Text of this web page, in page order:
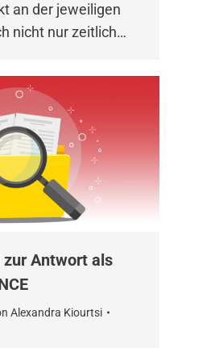
an der jeweiligen
nicht nur zeitlich…
zur Antwort als
Alexandra Kiourtsi